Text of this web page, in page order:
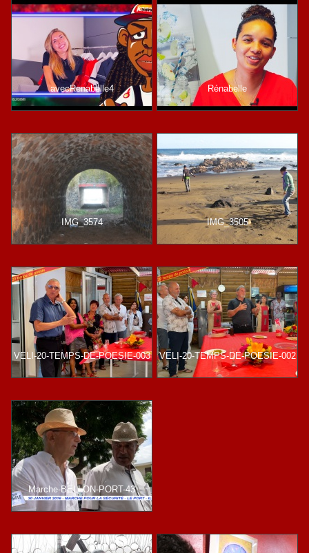
avecRenabelle4 Rénabelle
IMG_3574 IMG_3505
VELI-20-TEMPS-DE-POESIE-003 VELI-20-TEMPS-DE-POESIE-002
Marche-BELLON-PORT-43